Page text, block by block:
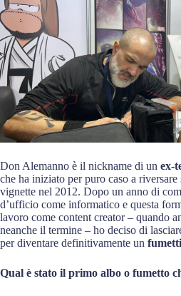
Don Alemanno è il nickname di un ex-
che ha iniziato per puro caso a
vignette nel 2012. Dopo un anno di
d’ufficio come informatico e questa
lavoro come content creator – quando
neanche il termine – ho deciso di
per diventare definitivamente un
Qual è stato il primo albo o fumetto